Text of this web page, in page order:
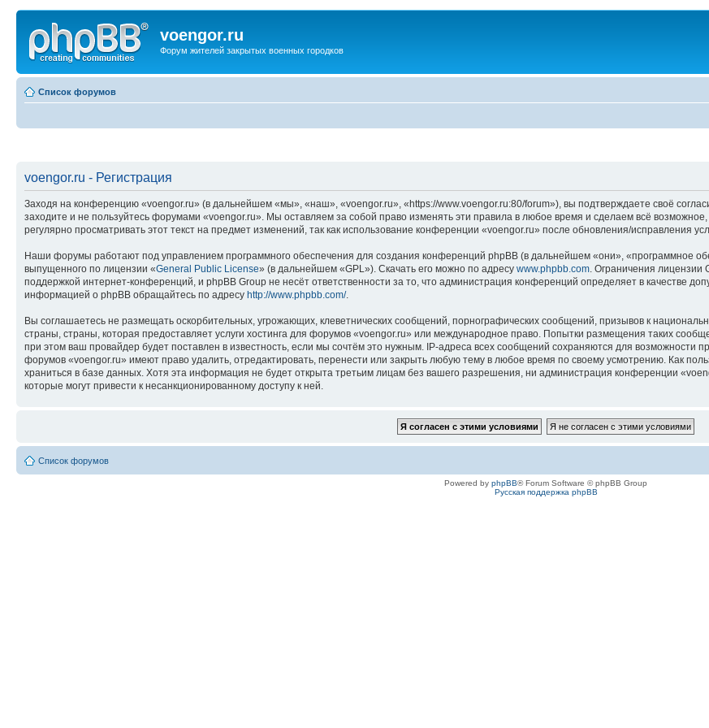
voengor.ru
Форум жителей закрытых военных городков
Список форумов
voengor.ru - Регистрация
Заходя на конференцию «voengor.ru» (в дальнейшем «мы», «наш», «voengor.ru», «https://www.voengor.ru:80/forum»), вы подтверждаете своё
заходите и не пользуйтесь форумами «voengor.ru». Мы оставляем за собой право изменять эти правила в любое время и сделаем всё
регулярно просматривать этот текст на предмет изменений, так как использование конференции «voengor.ru» после обновления/исправления
Наши форумы работают под управлением программного обеспечения для создания конференций phpBB (в дальнейшем «они», «программное
выпущенного по лицензии «General Public License» (в дальнейшем «GPL»). Скачать его можно по адресу www.phpbb.com. Ограничения лицензии
поддержкой интернет-конференций, и phpBB Group не несёт ответственности за то, что администрация конференций определяет в качестве
информацией о phpBB обращайтесь по адресу http://www.phpbb.com/.
Вы соглашаетесь не размещать оскорбительных, угрожающих, клеветнических сообщений, порнографических сообщений, призывов к
страны, страны, которая предоставляет услуги хостинга для форумов «voengor.ru» или международное право. Попытки размещения таких
при этом ваш провайдер будет поставлен в известность, если мы сочтём это нужным. IP-адреса всех сообщений сохраняются для возможности
форумов «voengor.ru» имеют право удалить, отредактировать, перенести или закрыть любую тему в любое время по своему усмотрению. Как
храниться в базе данных. Хотя эта информация не будет открыта третьим лицам без вашего разрешения, ни администрация конференции
которые могут привести к несанкционированному доступу к ней.
Список форумов
Powered by phpBB® Forum Software © phpBB Group
Русская поддержка phpBB